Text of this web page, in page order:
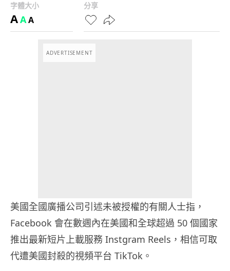
字體大小
AAA
分享
ADVERTISEMENT
美國全國廣播公司引述未被授權的有關人士指，
Facebook 會在數週內在美國和全球超過 50 個國家
推出最新短片上載服務 Instgram Reels，相信可取
代遭美國封殺的視頻平台 TikTok。